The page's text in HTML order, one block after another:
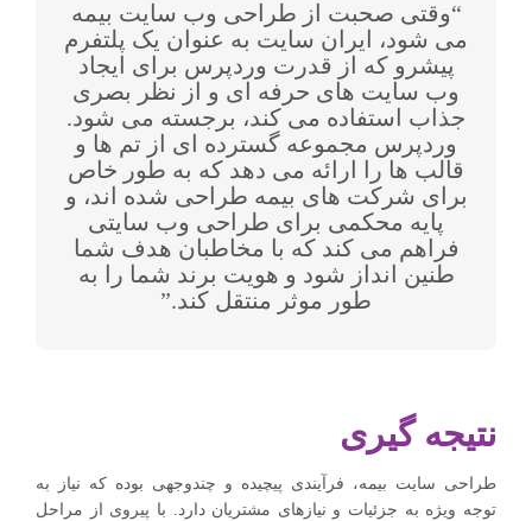
“وقتی صحبت از طراحی وب سایت بیمه
می شود، ایران سایت به عنوان یک پلتفرم
پیشرو که از قدرت وردپرس برای ایجاد
وب سایت های حرفه ای و از نظر بصری
جذاب استفاده می کند، برجسته می شود.
وردپرس مجموعه گسترده ای از تم ها و
قالب ها را ارائه می دهد که به طور خاص
برای شرکت های بیمه طراحی شده اند، و
پایه محکمی برای طراحی وب سایتی
فراهم می کند که با مخاطبان هدف شما
طنین انداز شود و هویت برند شما را به
طور موثر منتقل کند.”
نتیجه ‌گیری
طراحی ‌سایت بیمه، فرآیندی پیچیده و چندوجهی بوده که نیاز به
توجه ویژه به جزئیات و نیازهای مشتریان دارد. با پیروی از مراحل